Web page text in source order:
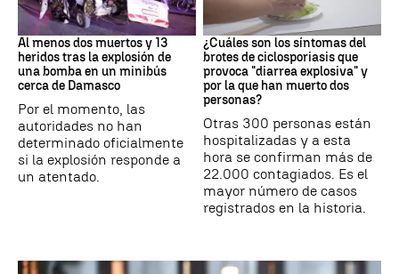
SIRIA
Al menos dos muertos y 13
heridos tras la explosión de
una bomba en un minibús
cerca de Damasco
Por el momento, las
autoridades no han
determinado oficialmente
si la explosión responde a
un atentado.
Brote
¿Cuáles son los síntomas del
brotes de ciclosporiasis que
provoca "diarrea explosiva" y
por la que han muerto dos
personas?
Otras 300 personas están
hospitalizadas y a esta
hora se confirman más de
22.000 contagiados. Es el
mayor número de casos
registrados en la historia.